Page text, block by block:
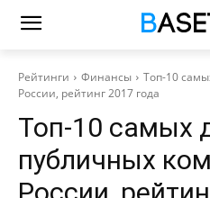
Рейтинги Финансы
Топ-10
России, рейтинг 2017 года
Топ-10 самых
публичных